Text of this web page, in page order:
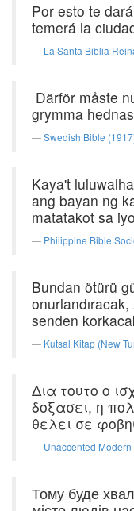
Por esto te
temerá la
La Santa Biblia
Därför måste
grymma
Swedish Bible
Kaya't
ang bayan ng
matatakot sa
Philippine Bible
Bundan ötürü
onurlandıracak,
senden
Kutsal Kitap (New
Δια τουτο ο
δοξασει, η
θελει σε
Unaccented Modern
Тому буде